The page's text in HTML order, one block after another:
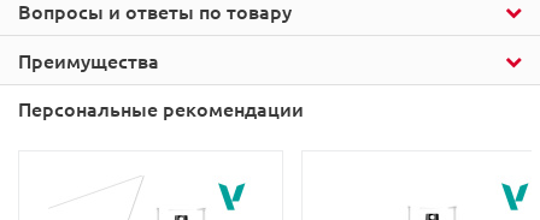
Вопросы и ответы по товару
Преимущества
Персональные рекомендации